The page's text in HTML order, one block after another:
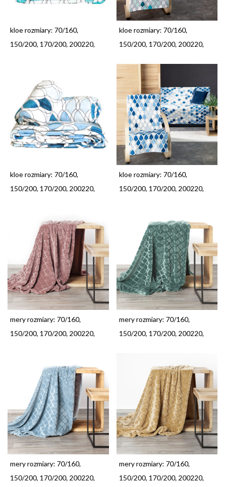
kloe rozmiary: 70/160,
150/200, 170/200, 200220,
kloe rozmiary: 70/160,
150/200, 170/200, 200220,
kloe rozmiary: 70/160,
150/200, 170/200, 200220,
kloe rozmiary: 70/160,
150/200, 170/200, 200220,
mery rozmiary: 70/160,
150/200, 170/200, 200220,
mery rozmiary: 70/160,
150/200, 170/200, 200220,
mery rozmiary: 70/160,
150/200, 170/200, 200220,
mery rozmiary: 70/160,
150/200, 170/200, 200220,